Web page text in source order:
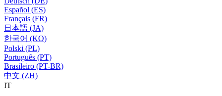
Español (ES)
Français (FR)
日本語 (JA)
한국어 (KO)
Polski (PL)
Português (PT)
Brasileiro (PT-BR)
中文 (ZH)
IT